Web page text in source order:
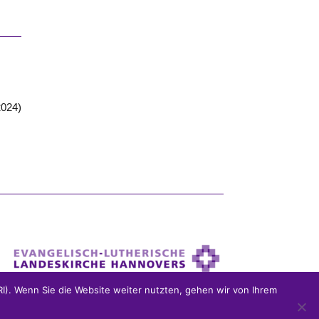
Wenn Sie die Website weiter nutzten, gehen wir von Ihrem